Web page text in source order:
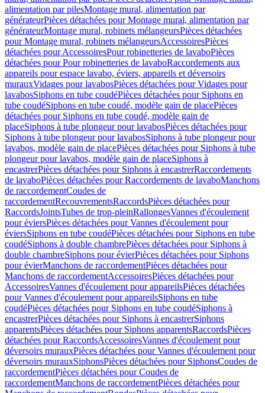
alimentation par pilesMontage mural, alimentation par
générateurPièces détachées pour Montage mural, alimentation par
générateurMontage mural, robinets mélangeursPièces détachées
pour Montage mural, robinets mélangeursAccessoiresPièces
détachées pour AccessoiresPour robinetteries de lavaboPièces
détachées pour Pour robinetteries de lavaboRaccordements aux
appareils pour espace lavabo, éviers, appareils et déversoirs
murauxVidages pour lavabosPièces détachées pour Vidages pour
lavabosSiphons en tube coudéPièces détachées pour Siphons en
tube coudéSiphons en tube coudé, modèle gain de placePièces
détachées pour Siphons en tube coudé, modèle gain de
placeSiphons à tube plongeur pour lavabosPièces détachées pour
Siphons à tube plongeur pour lavabosSiphons à tube plongeur pour
lavabos, modèle gain de placePièces détachées pour Siphons à tube
plongeur pour lavabos, modèle gain de placeSiphons à
encastrerPièces détachées pour Siphons à encastrerRaccordements
de lavaboPièces détachées pour Raccordements de lavaboManchons
de raccordementCoudes de
raccordementRecouvrementsRaccordsPièces détachées pour
RaccordsJointsTubes de trop-pleinRallongesVannes d'écoulement
pour éviersPièces détachées pour Vannes d'écoulement pour
éviersSiphons en tube coudéPièces détachées pour Siphons en tube
coudéSiphons à double chambrePièces détachées pour Siphons à
double chambreSiphons pour évierPièces détachées pour Siphons
pour évierManchons de raccordementPièces détachées pour
Manchons de raccordementAccessoiresPièces détachées pour
AccessoiresVannes d'écoulement pour appareilsPièces détachées
pour Vannes d'écoulement pour appareilsSiphons en tube
coudéPièces détachées pour Siphons en tube coudéSiphons à
encastrerPièces détachées pour Siphons à encastrerSiphons
apparentsPièces détachées pour Siphons apparentsRaccordsPièces
détachées pour RaccordsAccessoiresVannes d'écoulement pour
déversoirs murauxPièces détachées pour Vannes d'écoulement pour
déversoirs murauxSiphonsPièces détachées pour SiphonsCoudes de
raccordementPièces détachées pour Coudes de
raccordementManchons de raccordementPièces détachées pour